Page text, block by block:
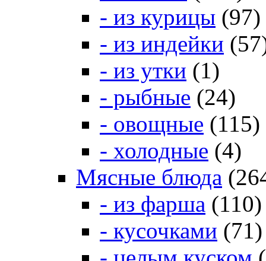
- из курицы (97)
- из индейки
- из утки (1)
- рыбные (24)
- овощные (115)
- холодные (4)
Мясные блюда
- из фарша (110)
- кусочками (71)